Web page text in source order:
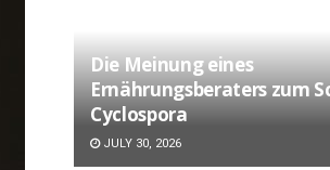
Die Meinung eines
Ernährungsberaters zum
Cyclospora
JULY 30, 2026